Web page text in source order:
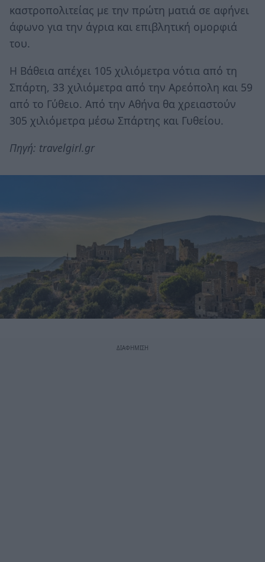
καστροπολιτείας με την πρώτη ματιά σε αφήνει
άφωνο για την άγρια και επιβλητική ομορφιά
του.
Η Βάθεια απέχει 105 χιλιόμετρα νότια από τη
Σπάρτη, 33 χιλιόμετρα από την Αρεόπολη και 59
από το Γύθειο. Από την Αθήνα θα χρειαστούν
305 χιλιόμετρα μέσω Σπάρτης και Γυθείου.
Πηγή: travelgirl.gr